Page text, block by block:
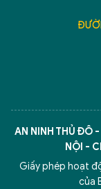
AN NINH THỦ ĐÔ
NỘI -
Giấy phép hoạt
của